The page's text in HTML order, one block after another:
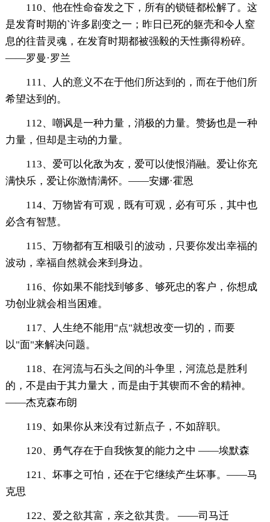
110、他在性命奋发之下，所有的锁链都松解了。这
是发育时期的`许多剧变之一；昨日已死的躯壳和令人窒
息的往昔灵魂，在发育时期都被强毅的天性撕得粉碎。
——罗曼·罗兰
111、人的意义不在于他们所达到的，而在于他们所
希望达到的。
112、嘲讽是一种力量，消极的力量。赞扬也是一种
力量，但却是主动的力量。
113、爱可以化敌为友，爱可以使恨消融。爱让你充
满快乐，爱让你激情满怀。——安娜·霍恩
114、万物皆有可观，既有可观，必有可乐，其中也
必含有智慧。
115、万物都有互相吸引的波动，只要你发出幸福的
波动，幸福自然就会来到身边。
116、你如果不能找到够多、够死忠的客户，你想成
功创业就会相当困难。
117、人生绝不能用"点"就想改变一切的，而要
以"面"来解决问题。
118、在河流与石头之间的斗争里，河流总是胜利
的，不是由于其力量大，而是由于其锲而不舍的精神。
——杰克森布朗
119、如果你从来没有过新点子，不如辞职。
120、勇气存在于自我恢复的能力之中 ——埃默森
121、坏事之可怕，还在于它继续产生坏事。——马
克思
122、爱之欲其富，亲之欲其贵。 ——司马迁